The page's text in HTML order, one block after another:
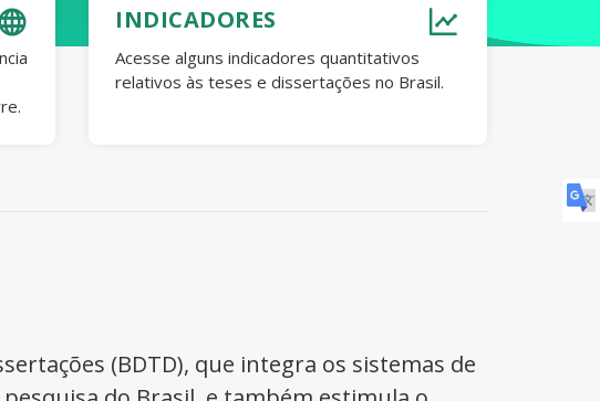
INDICADORES
Acesse alguns indicadores quantitativos
relativos às teses e dissertações no Brasil.
(BDTD), que integra os sistemas de